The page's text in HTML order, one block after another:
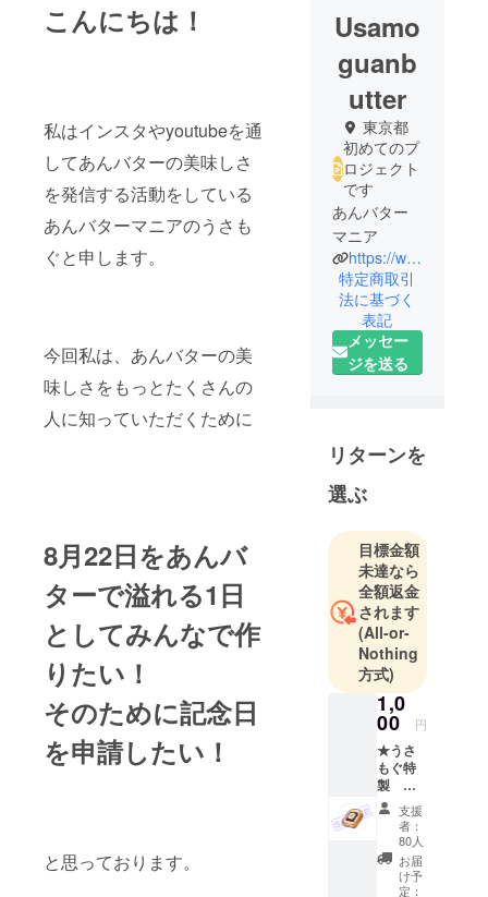
こんにちは！
私はインスタやyoutubeを通
してあんバターの美味しさ
を発信する活動をしている
あんバターマニアのうさも
ぐと申します。
今回私は、あんバターの美
味しさをもっとたくさんの
人に知っていただくために
8月22日をあんバ
ターで溢れる1日
としてみんなで作
りたい！
そのために記念日
を申請したい！
と思っております。
Usamo
guanb
utter
東京都
初めてのプ
ロジェクト
です
あんバター
マニア
https://www.instagram.com/mgmgbutter3/
特定商取引
法に基づく
表記
メッセー
ジを送る
リターンを
選ぶ
目標金額
未達なら
全額返金
されます
(All-or-
Nothing
方式)
1,0
00 円
★うさ
もぐ特
製 あ
んバ
タース
テッ
カー 枚
数：1枚
サイ
支援
者：
80人
お届
け予
定：